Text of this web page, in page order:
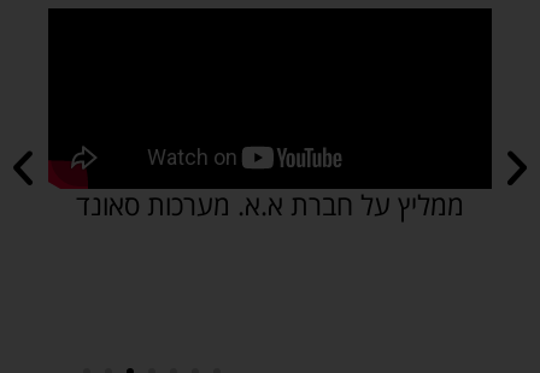
ממליץ על חברת א.א. מערכות סאונד